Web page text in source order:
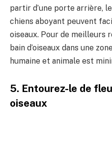
partir d’une porte arrière,
chiens aboyant peuvent
oiseaux. Pour de meilleurs
bain d’oiseaux dans une
humaine et animale est
5. Entourez-le de
oiseaux